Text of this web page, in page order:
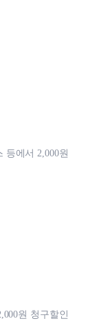
등에서 2,000원
원 청구할인